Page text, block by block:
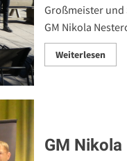
Großmeister und
GM Nikola
WeiterlesenRead
more
GM